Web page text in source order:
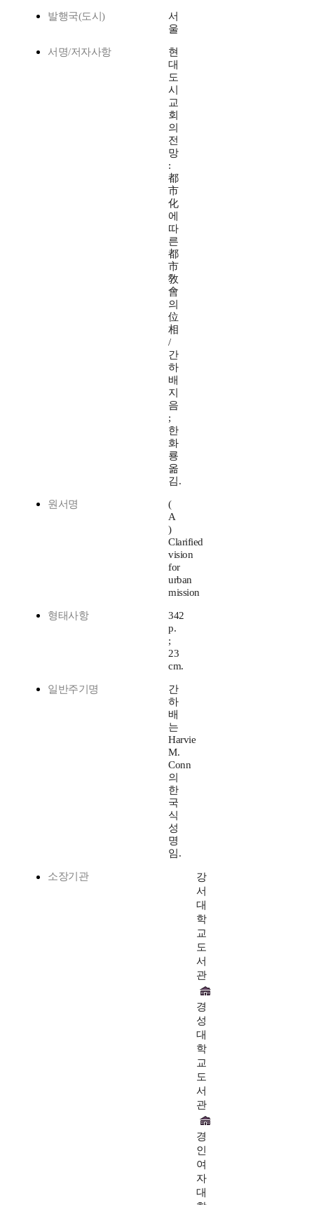
발행국(도시)
서
울
서명/저자사항
현
대
도
시
교
회
의
전
망
:
都
市
化
에
따
른
都
市
敎
會
의
位
相
/
간
하
배
지
음
;
한
화
룡
옮
김.
원서명
(
A
)
Clarified
vision
for
urban
mission
형태사항
342
p.
;
23
cm.
일반주기명
간
하
배
는
Harvie
M.
Conn
의
한
국
식
성
명
임.
소장기관
강
서
대
학
교
도
서
관
경
성
대
학
교
도
서
관
경
인
여
자
대